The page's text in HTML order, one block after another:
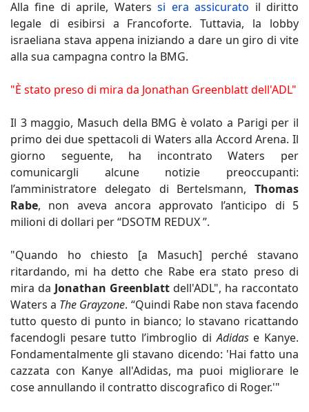
Alla fine di aprile, Waterssi era assicurato il diritto
legale di esibirsi a Francoforte. Tuttavia, la lobby
israeliana stava appena iniziando a dare un giro di vite
alla sua campagna contro la BMG.
"È stato preso di mira da Jonathan Greenblatt dell'ADL"
Il 3 maggio, Masuch della BMG è volato a Parigi per il
primo dei due spettacoli di Waters alla Accord Arena. Il
giorno seguente, ha incontrato Waters per
comunicargli alcune notizie preoccupanti:
l’amministratore delegato di Bertelsmann, Thomas
Rabe, non aveva ancora approvato l’anticipo di 5
milioni di dollari per “DSOTM REDUX ”.
"Quando ho chiesto [a Masuch] perché stavano
ritardando, mi ha detto che Rabe era stato preso di
mira da Jonathan Greenblatt dell'ADL", ha raccontato
Waters a The Grayzone. “Quindi Rabe non stava facendo
tutto questo di punto in bianco; lo stavano ricattando
facendogli pesare tutto l’imbroglio diAdidase Kanye.
Fondamentalmente gli stavano dicendo: 'Hai fatto una
cazzata con Kanye all'Adidas, ma puoi migliorare le
cose annullando il contratto discografico di Roger.'"